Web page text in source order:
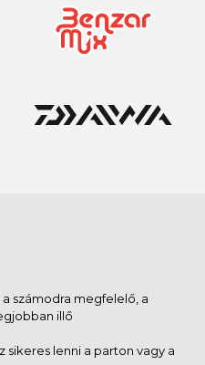
számodra megfelelő, a
illő
sikeres lenni a parton vagy a